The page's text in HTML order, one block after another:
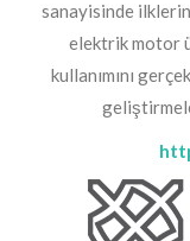
sanayisinde
elektrik motor
kullanımını